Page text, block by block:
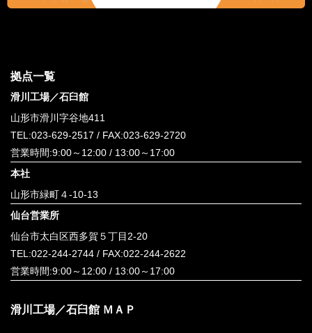
拠点一覧
滑川工場／石臼館
山形市滑川字谷地411
TEL:023-629-2517 / FAX:023-629-2720
営業時間:9:00～12:00 / 13:00～17:00
本社
山形市緑町４-10-13
仙台営業所
仙台市太白区西多賀５丁目2-20
TEL:022-244-2744 / FAX:022-244-2622
営業時間:9:00～12:00 / 13:00～17:00
滑川工場／石臼館 ＭＡＰ